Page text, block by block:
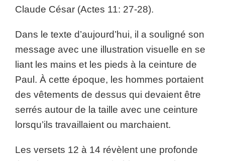
Claude César (Actes 11: 27-28).
Dans le texte d’aujourd’hui, il a souligné son
message avec une illustration visuelle en se
liant les mains et les pieds à la ceinture de
Paul. À cette époque, les hommes portaient
des vêtements de dessus qui devaient être
serrés autour de la taille avec une ceinture
lorsqu’ils travaillaient ou marchaient.
Les versets 12 à 14 révèlent une profonde